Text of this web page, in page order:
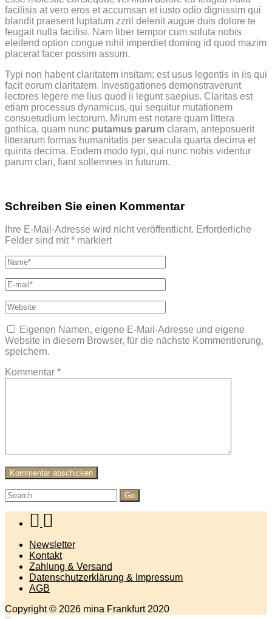
facilisis at vero eros et accumsan et iusto odio dignissim qui
blandit praesent luptatum zzril delenit augue duis dolore te
feugait nulla facilisi. Nam liber tempor cum soluta nobis
eleifend option congue nihil imperdiet doming id quod mazim
placerat facer possim assum.
Typi non habent claritatem insitam; est usus legentis in iis qui
facit eorum claritatem. Investigationes demonstraverunt
lectores legere me lius quod ii legunt saepius. Claritas est
etiam processus dynamicus, qui sequitur mutationem
consuetudium lectorum. Mirum est notare quam littera
gothica, quam nunc putamus parum claram, anteposuerit
litterarum formas humanitatis per seacula quarta decima et
quinta decima. Eodem modo typi, qui nunc nobis videntur
parum clari, fiant sollemnes in futurum.
Schreiben Sie einen Kommentar
Ihre E-Mail-Adresse wird nicht veröffentlicht. Erforderliche
Felder sind mit * markiert
Eigenen Namen, eigene E-Mail-Adresse und eigene
Website in diesem Browser, für die nächste Kommentierung,
speichern.
Kommentar *
Search
for:
Newsletter
Kontakt
Zahlung & Versand
Datenschutzerklärung & Impressum
AGB
Copyright © 2026 mina Frankfurt 2020